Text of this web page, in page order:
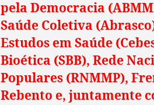
pela Democracia
Saúde Coletiva
Estudos em Saúde
Bioética (SBB), Rede
Populares (RNMMP),
Rebento e, juntamente